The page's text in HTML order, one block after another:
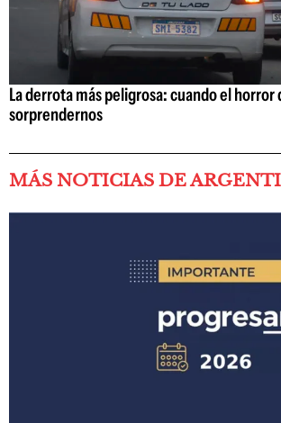
La derrota más peligrosa: cuando el horror
sorprendernos
MÁS NOTICIAS DE